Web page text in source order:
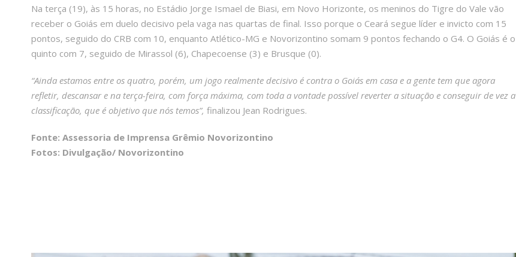
Na terça (19), às 15 horas, no Estádio Jorge Ismael de Biasi, em Novo Horizonte, os meninos do Tigre do Vale vão
receber o Goiás em duelo decisivo pela vaga nas quartas de final. Isso porque o Ceará segue líder e invicto com 15
pontos, seguido do CRB com 10, enquanto Atlético-MG e Novorizontino somam 9 pontos fechando o G4. O Goiás é o
quinto com 7, seguido de Mirassol (6), Chapecoense (3) e Brusque (0).
“Ainda estamos entre os quatro, porém, um jogo realmente decisivo é contra o Goiás em casa e a gente tem que agora
refletir, descansar e na terça-feira, com força máxima, com toda a vontade possível reverter a situação e conseguir de vez a
classificação, que é objetivo que nós temos”, finalizou Jean Rodrigues.
Fonte: Assessoria de Imprensa Grêmio Novorizontino
Fotos: Divulgação/ Novorizontino